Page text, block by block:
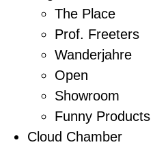
The Place
Prof. Freeters
Wanderjahre
Open
Showroom
Funny Products
Cloud Chamber